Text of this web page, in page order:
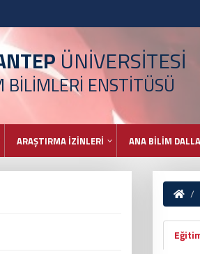
ÜNİVERSİTESİ
BİLİMLERİ ENSTİTÜSÜ
ARAŞTIRMA İZİNLERİ ANA BİLİM